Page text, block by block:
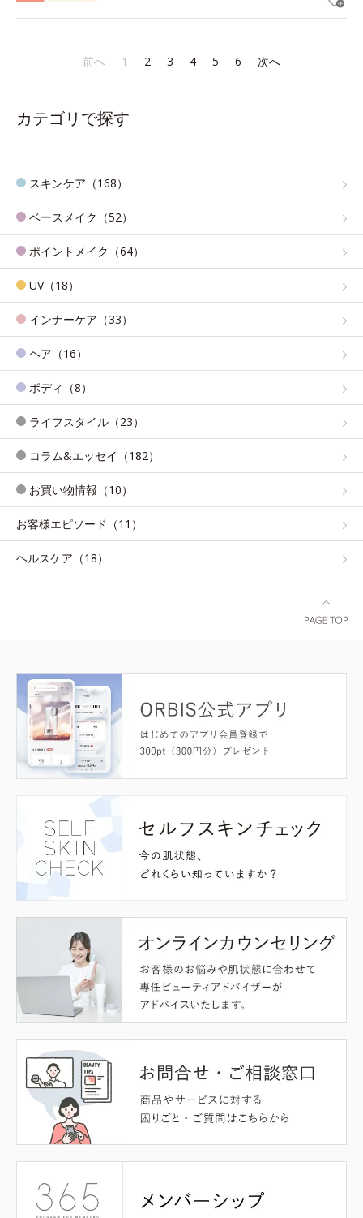
前へ 1 2 3 4 5 6 次へ
カテゴリで探す
スキンケア（168）
ベースメイク（52）
ポイントメイク（64）
UV（18）
インナーケア（33）
ヘア（16）
ボディ（8）
ライフスタイル（23）
コラム&エッセイ（182）
お買い物情報（10）
お客様エピソード（11）
ヘルスケア（18）